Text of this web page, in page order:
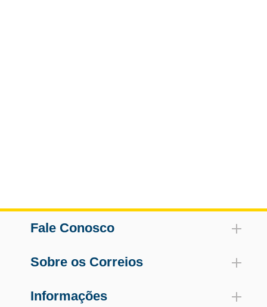
Fale Conosco
Sobre os Correios
Informações